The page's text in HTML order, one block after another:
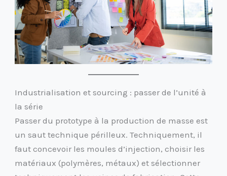
Industrialisation et sourcing : passer de l’unité à
la série
Passer du prototype à la production de masse est
un saut technique périlleux. Techniquement, il
faut concevoir les moules d’injection, choisir les
matériaux (polymères, métaux) et sélectionner